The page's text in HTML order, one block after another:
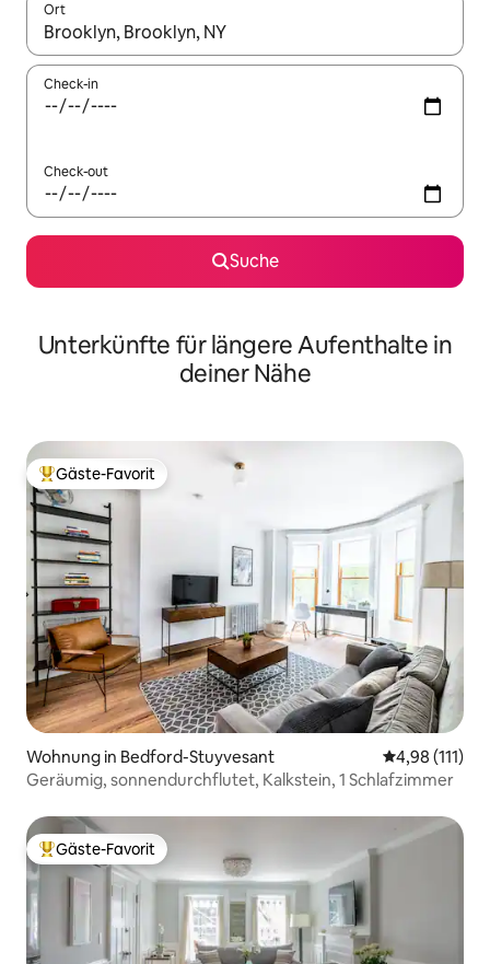
Ort
Wenn Ergebnisse verfügbar sind, navigiere mit den
Check-in
Check-out
Suche
Unterkünfte für längere Aufenthalte in
deiner Nähe
Beliebter Gäste-Favorit.
Gäste-Favorit
Wohnung in Bedford-Stuyvesant
4,98 (111)
Geräumig, sonnendurchflutet, Kalkstein, 1 Schlafzimmer
Beliebter Gäste-Favorit.
Gäste-Favorit